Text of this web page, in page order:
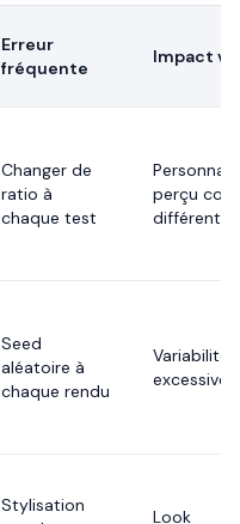
Erreur
fréquente
Impact
Changer de
ratio à
chaque test
perçu
différent
Seed
aléatoire à
chaque rendu
Variabilité
excessive
Stylisation
Look